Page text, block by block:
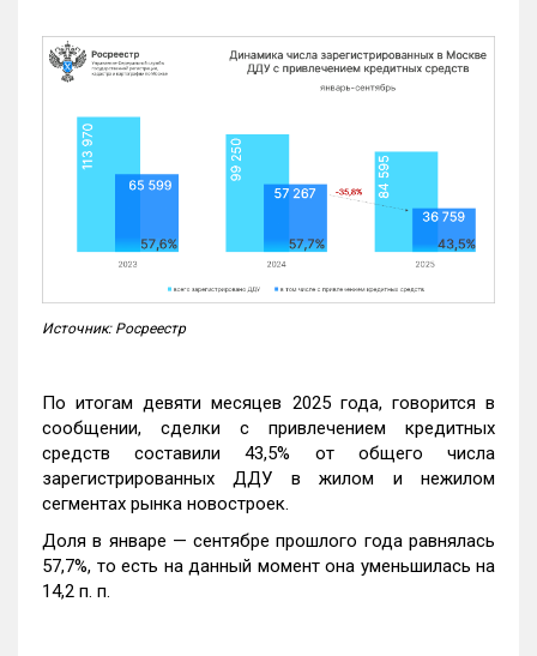
Источник: Росреестр
По итогам девяти месяцев 2025 года, говорится в
сообщении, сделки с привлечением кредитных
средств составили 43,5% от общего числа
зарегистрированных ДДУ в жилом и нежилом
сегментах рынка новостроек.
Доля в январе — сентябре прошлого года равнялась
57,7%, то есть на данный момент она уменьшилась на
14,2 п. п.